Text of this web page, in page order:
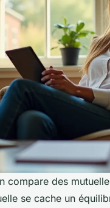
compare des
se cache un